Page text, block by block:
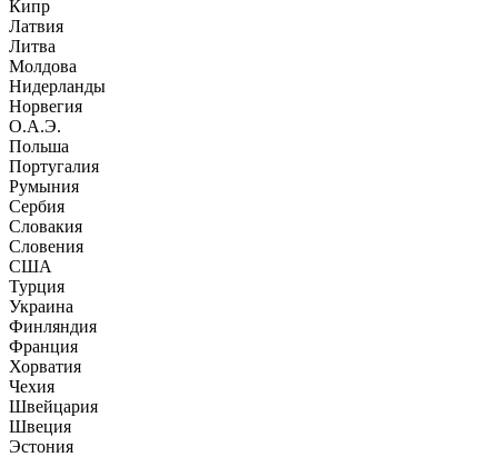
Кипр
Латвия
Литва
Молдова
Нидерланды
Норвегия
О.А.Э.
Польша
Португалия
Румыния
Сербия
Словакия
Словения
США
Турция
Украина
Финляндия
Франция
Хорватия
Чехия
Швейцария
Швеция
Эстония